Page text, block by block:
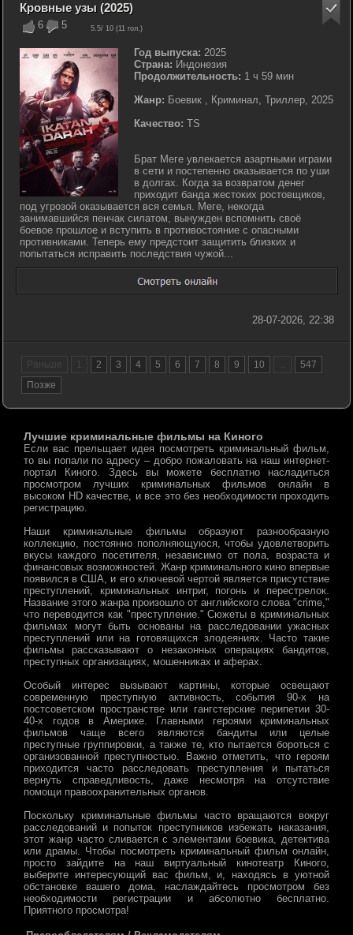
6 5 5.5/ 10 (11 гол.)
Кровные узы (2025)
Год выпуска: 2025
Страна: Индонезия
Продолжительность: 1 ч 59 мин
Жанр: Боевик , Криминал, Триллер, 2025
Качество: TS
Брат Меге увлекается азартными играми
в сети и постепенно оказывается по уши
в долгах. Когда за возвратом денег
приходит банда жестоких ростовщиков,
под угрозой оказывается вся семья. Меге, некогда
занимавшийся пенчак силатом, вынужден вспомнить своё
боевое прошлое и вступить в противостояние с опасными
противниками. Теперь ему предстоит защитить близких и
попытаться исправить последствия чужой...
28-07-2026, 22:38
Раньше 2 3 4 5 6 7 8 9 10 ...
547
Позже
Лучшие криминальные фильмы на Киного
Если вас прельщает идея посмотреть криминальный фильм,
то вы попали по адресу – добро пожаловать на наш интернет-
портал Киного. Здесь вы можете бесплатно насладиться
просмотром лучших криминальных фильмов онлайн в
высоком HD качестве, и все это без необходимости проходить
регистрацию.
Наши криминальные фильмы образуют разнообразную
коллекцию, постоянно пополняющуюся, чтобы удовлетворить
вкусы каждого посетителя, независимо от пола, возраста и
финансовых возможностей. Жанр криминального кино впервые
появился в США, и его ключевой чертой является присутствие
преступлений, криминальных интриг, погонь и перестрелок.
Название этого жанра произошло от английского слова "crime,"
что переводится как "преступление." Сюжеты в криминальных
фильмах могут быть основаны на расследовании ужасных
преступлений или на готовящихся злодеяниях. Часто такие
фильмы рассказывают о незаконных операциях бандитов,
преступных организациях, мошенниках и аферах.
Особый интерес вызывают картины, которые освещают
современную преступную активность, события 90-х на
постсоветском пространстве или гангстерские перипетии 30-
40-х годов в Америке. Главными героями криминальных
фильмов чаще всего являются бандиты или целые
преступные группировки, а также те, кто пытается бороться с
организованной преступностью. Важно отметить, что героям
приходится часто расследовать преступления и пытаться
вернуть справедливость, даже несмотря на отсутствие
помощи правоохранительных органов.
Поскольку криминальные фильмы часто вращаются вокруг
расследований и попыток преступников избежать наказания,
этот жанр часто сливается с элементами боевика, детектива
или драмы. Чтобы посмотреть криминальный фильм онлайн,
просто зайдите на наш виртуальный кинотеатр Киного,
выберите интересующий вас фильм, и, находясь в уютной
обстановке вашего дома, наслаждайтесь просмотром без
необходимости регистрации и абсолютно бесплатно.
Приятного просмотра!